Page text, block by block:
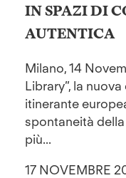
IN SPAZI DI
AUTENTICA
Milano, 14
Library”, la
itinerante
spontaneità
più...
17 NOVEMBRE